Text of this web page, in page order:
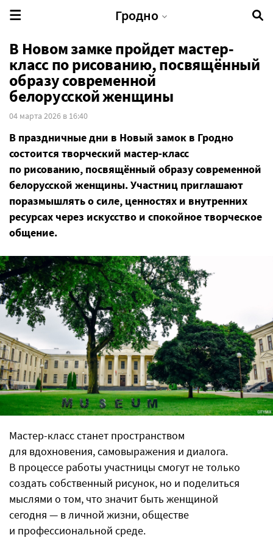
Гродно
В Новом замке пройдет мастер-
класс по рисованию, посвящённый
образу современной
белорусской женщины
04 марта 2026 в 16:40
В праздничные дни в Новый замок в Гродно
состоится творческий мастер-класс
по рисованию, посвящённый образу современной
белорусской женщины. Участниц приглашают
поразмышлять о силе, ценностях и внутренних
ресурсах через искусство и спокойное творческое
общение.
Мастер-класс станет пространством
для вдохновения, самовыражения и диалога.
В процессе работы участницы смогут не только
создать собственный рисунок, но и поделиться
мыслями о том, что значит быть женщиной
сегодня — в личной жизни, обществе
и профессиональной среде.